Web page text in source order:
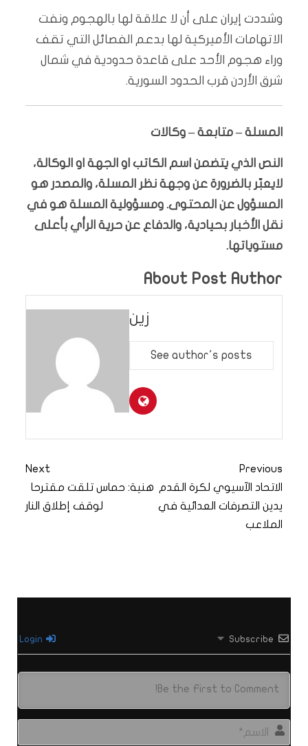
وشددت إيران على أن لا علاقة لها بالهجوم ونفت
الاتهامات الأميركية لها بدعم الفصائل التي تقف
وراء هجوم الأحد على قاعدة حدودية في شمال
شرق الأردن قرب الحدود السورية.
المسلة – متابعة – وكالات
النص الذي يتضمن اسم الكاتب او الجهة او الوكالة،
لايعبّر بالضرورة عن وجهة نظر المسلة، والمصدر هو
المسؤول عن المحتوى. ومسؤولية المسلة هو في
نقل الأخبار بحيادية، والدفاع عن حرية الرأي بأعلى
مستوياتها.
About Post Author
زين
See author's posts
Previous
الاتحاد الآسيوي لكرة القدم
يدين التصرفات العدائية في
الملاعب
Next
هنية: حماس تلقت مقترحا
لوقف إطلاق النار
Subscribe